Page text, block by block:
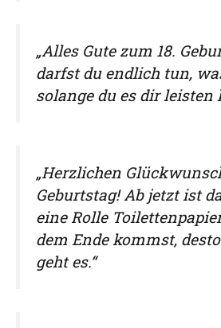
„Alles Gute zum 18.
darfst du endlich tun,
solange du es dir leisten
„Herzlichen
Geburtstag! Ab jetzt ist
eine Rolle
dem Ende kommst,
geht es.“